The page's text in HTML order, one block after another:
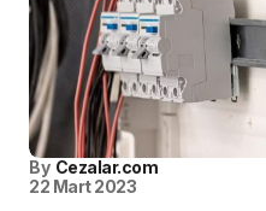
By Cezalar.com
22 Mart 2023